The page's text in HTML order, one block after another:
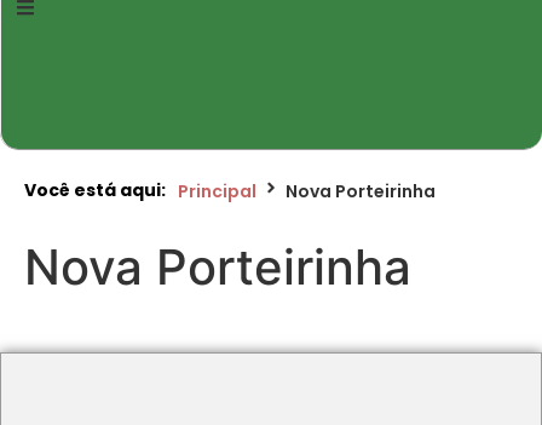
Você está aqui: Principal Nova Porteirinha
Nova Porteirinha